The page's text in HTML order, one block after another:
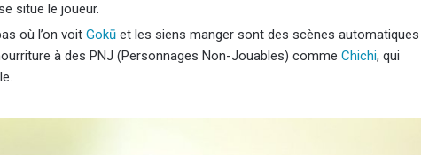
situe le joueur.
où l’on voit Gokū et les siens manger sont des scènes automatiques
à des PNJ (Personnages Non-Jouables) comme Chichi, qui